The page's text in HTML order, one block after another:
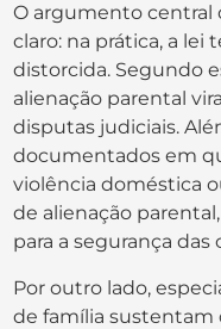
O argumento central
claro: na prática, a lei
distorcida. Segundo
alienação parental
disputas judiciais.
documentados em
violência doméstica
de alienação
para a segurança das
Por outro lado,
de família sustentam